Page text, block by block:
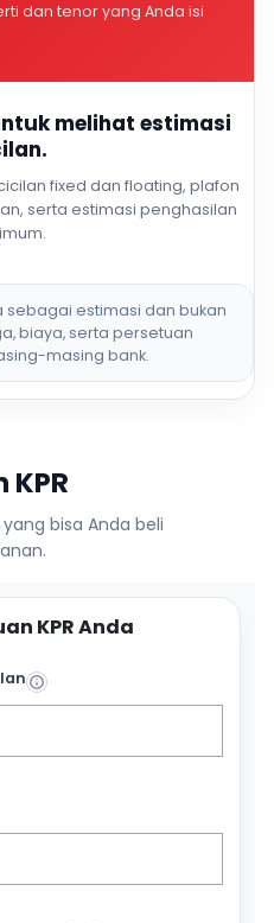
dan tenor yang Anda isi
melihat estimasi
fixed dan floating, plafon
serta estimasi penghasilan
sebagai estimasi dan bukan
biaya, serta persetuan
masing bank.
bisa Anda beli
KPR Anda